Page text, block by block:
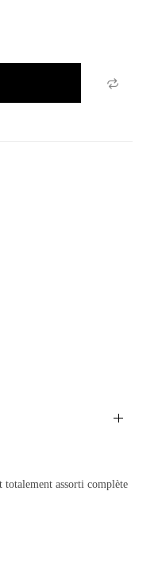
assorti complète